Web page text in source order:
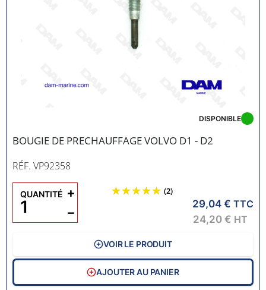
BOUGIE DE PRECHAUFFAGE VOLVO D1 - D2
RÉF. VP92358
DISPONIBLE
(2)
29,04 € TTC
24,20 € HT
QUANTITÉ
−
+
VOIR LE PRODUIT
AJOUTER AU PANIER